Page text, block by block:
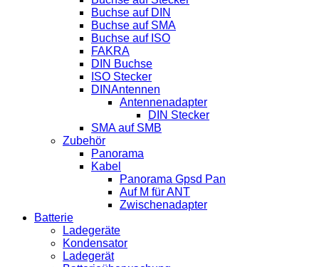
Buchse auf DIN
Buchse auf SMA
Buchse auf ISO
FAKRA
DIN Buchse
ISO Stecker
DINAntennen
Antennenadapter
DIN Stecker
SMA auf SMB
Zubehör
Panorama
Kabel
Panorama Gpsd Pan
Auf M für ANT
Zwischenadapter
Batterie
Ladegeräte
Kondensator
Ladegerät